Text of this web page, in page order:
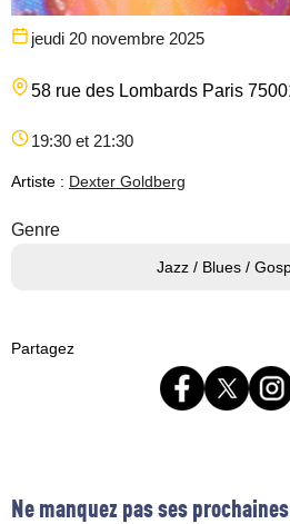
jeudi 20 novembre 2025
58 rue des Lombards Paris
19:30 et 21:30
Artiste : Dexter Goldberg
Genre
Jazz / Blues /
Partagez
Ne manquez pas ses